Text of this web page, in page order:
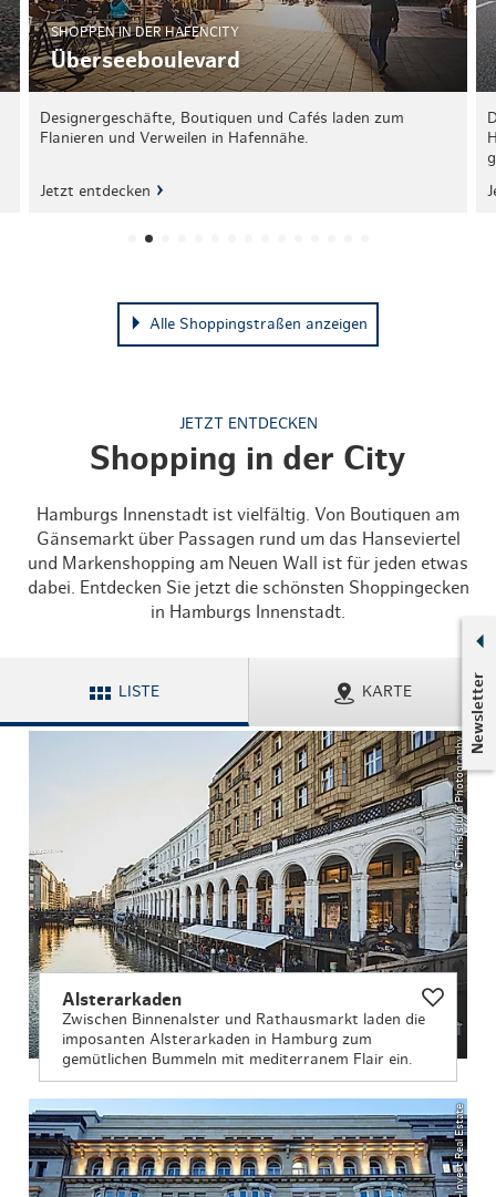
Newsletter
SHOPPEN IN DER HAFENCITY
Überseeboulevard
Designergeschäfte, Boutiquen und Cafés laden zum
Flanieren und Verweilen in Hafennähe.
Jetzt entdecken
Alle Shoppingstraßen anzeigen
JETZT ENTDECKEN
Shopping in der City
Hamburgs Innenstadt ist vielfältig. Von Boutiquen am
Gänsemarkt über Passagen rund um das Hanseviertel
und Markenshopping am Neuen Wall ist für jeden etwas
dabei. Entdecken Sie jetzt die schönsten Shoppingecken
in Hamburgs Innenstadt.
LISTE KARTE
© ThisIsJulia Photography
Alsterarkaden
Zwischen Binnenalster und Rathausmarkt laden die
imposanten Alsterarkaden in Hamburg zum
gemütlichen Bummeln mit mediterranem Flair ein.
© Art-Invest Real Estate